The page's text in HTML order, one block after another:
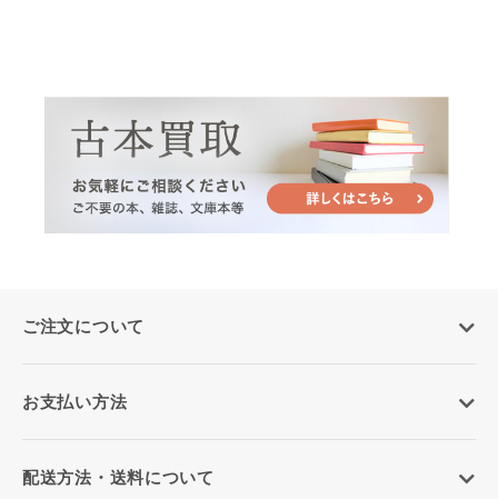
ご注文について
お支払い方法
配送方法・送料について